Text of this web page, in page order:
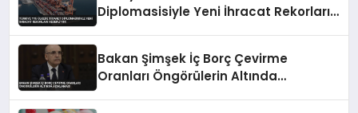
Diplomasisiyle Yeni İhracat Rekorları
Bakan Şimşek İç Borç Çevirme
Oranları Öngörülerin Altında